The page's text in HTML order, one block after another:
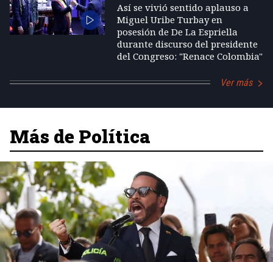
Así se vivió sentido aplauso a
Miguel Uribe Turbay en
posesión de De La Espriella
durante discurso del presidente
del Congreso: "Renace Colombia"
Ver más
Más de Política